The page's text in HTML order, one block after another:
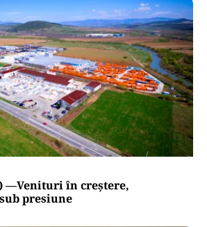
—Venituri în creștere,
presiune